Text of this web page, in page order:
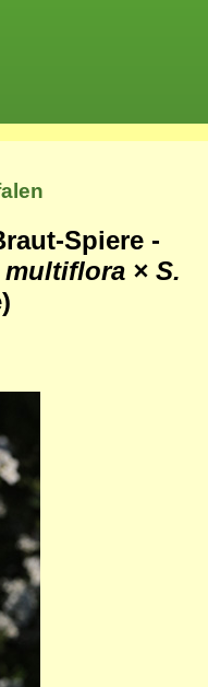
Spiere -
multiflora × S.